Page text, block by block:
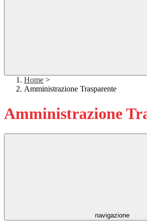
Home >
Amministrazione Trasparente
Amministrazione
navigazione